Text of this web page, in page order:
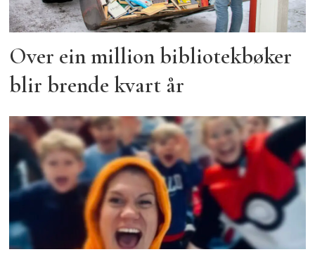
Over ein million bibliotekbøker
blir brende kvart år